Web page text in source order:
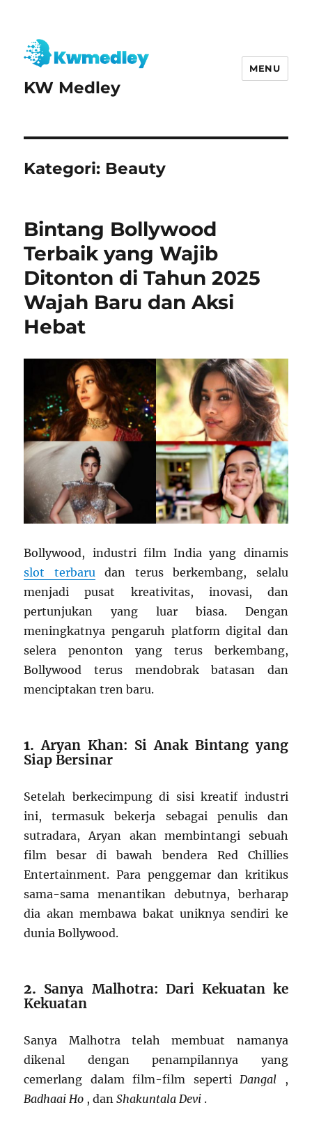
KW Medley
MENU
Kategori: Beauty
Bintang Bollywood
Terbaik yang Wajib
Ditonton di Tahun 2025
Wajah Baru dan Aksi
Hebat
Bollywood, industri film India yang dinamis
slot terbarudan terus berkembang, selalu
menjadi pusat kreativitas, inovasi, dan
pertunjukan yang luar biasa. Dengan
meningkatnya pengaruh platform digital dan
selera penonton yang terus berkembang,
Bollywood terus mendobrak batasan dan
menciptakan tren baru.
1.Aryan Khan: Si Anak Bintang yang
Siap Bersinar
Setelah berkecimpung di sisi kreatif industri
ini, termasuk bekerja sebagai penulis dan
sutradara, Aryan akan membintangi sebuah
film besar di bawah bendera Red Chillies
Entertainment. Para penggemar dan kritikus
sama-sama menantikan debutnya, berharap
dia akan membawa bakat uniknya sendiri ke
dunia Bollywood.
2. Sanya Malhotra: Dari Kekuatan ke
Kekuatan
Sanya Malhotra telah membuat namanya
dikenal dengan penampilannya yang
cemerlang dalam film-film sepertiDangal ,
Badhaai Ho , danShakuntala Devi .